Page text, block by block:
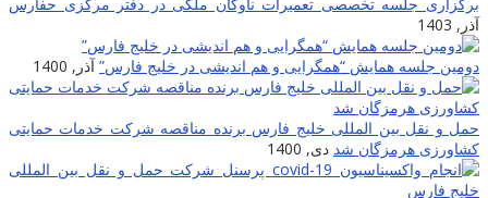
آذر, 1403
دومین جلسه همایش “همگرایی و هم اندیشی در خلیج فارس” آذر, 1400
حمل و نقل بین المللی خلیج فارس برنده مناقصه شرکت خدمات حمایتی
کشاورزی هرمزگان شد دی, 1400